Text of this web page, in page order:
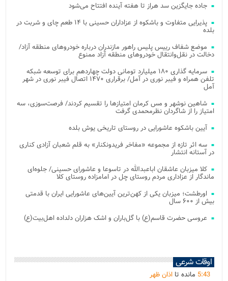
جاده جایگزین سد هراز تا هفته آینده افتتاح می‌شود
پذیرایی متفاوت و باشکوه از عزاداران حسینی با ۱۴ طعم چای و شربت در
بلده
موضع شفاف رییس پلیس راهور مازندران درباره خودروهای منطقه آزاد/
دخالت در نقل‌وانتقال خودروهای منطقه آزاد ممنوع
سرمایه گذاری ۱۸۰ میلیارد تومانی دولت چهاردهم برای توسعه شبکه
تلفن همراه و فیبر نوری در آمل/ برقراری ۱۴۷۰ اتصال فیبر نوری در شهر
آمل
شاهین نوشهر و مس کرمان امتیازها را تقسیم کردند/ فرصت‌سوزی، سه
امتیاز را از شاگردان نظرمحمدی گرفت
آیین باشکوه عاشورایی در روستای تاریخی یوش بلده
سه اثر تازه از مجموعه «مفاخر فریدونکنار» به قلم شعبان آزادی کناری
در آستانه انتشار
کلا میزبان عاشقان اباعبدالله در تاسوعا و عاشورای حسینی/ جلوه‌ای
ماندگار از عزاداری مردم روستای چل در امامزاده روستای کلا
اورطشت؛ میزبان یکی از کهن‌ترین آیین‌های عاشورایی ایران با قدمتی
بیش از ۶۰۰ سال
عروسی حضرت قاسم(ع) با گل‌باران و اشک هزاران دلداده اهل‌بیت(ع)
اوقات شرعی
5:43 مانده تااذان ظهر